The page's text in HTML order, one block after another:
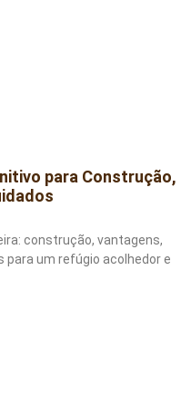
para Construção,
construção, vantagens,
um refúgio acolhedor e